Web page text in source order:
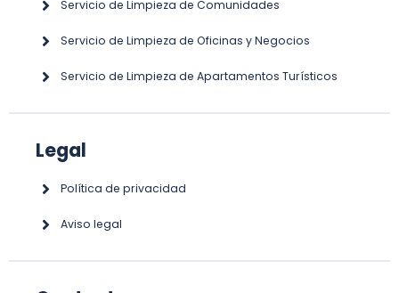
Servicio de Limpieza de Comunidades
Servicio de Limpieza de Oficinas y Negocios
Servicio de Limpieza de Apartamentos Turísticos
Legal
Política de privacidad
Aviso legal